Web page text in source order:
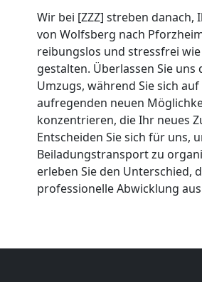
Wir bei [ZZZ] streben danach,
von Wolfsberg nach
reibungslos und stressfrei
gestalten. Überlassen Sie uns
Umzugs, während Sie sich auf
aufregenden neuen
konzentrieren, die Ihr neues
Entscheiden Sie sich für uns,
Beiladungstransport zu
erleben Sie den Unterschied,
professionelle Abwicklung
Umzug
Mann
LKW